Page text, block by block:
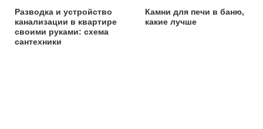
Разводка и устройство
канализации в квартире
своими руками: схема
сантехники
Камни для печи в баню,
какие лучше